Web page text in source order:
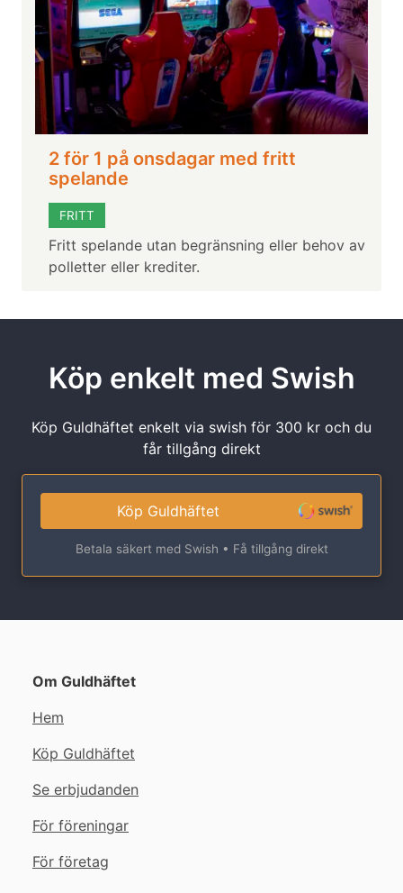
2 för 1 på onsdagar med fritt
spelande
FRITT
Fritt spelande utan begränsning eller behov av
polletter eller krediter.
Köp enkelt med Swish
Köp Guldhäftet enkelt via swish för 300 kr och du
får tillgång direkt
Köp Guldhäftet
Betala säkert med Swish • Få tillgång direkt
Om Guldhäftet
Hem
Köp Guldhäftet
Se erbjudanden
För föreningar
För företag